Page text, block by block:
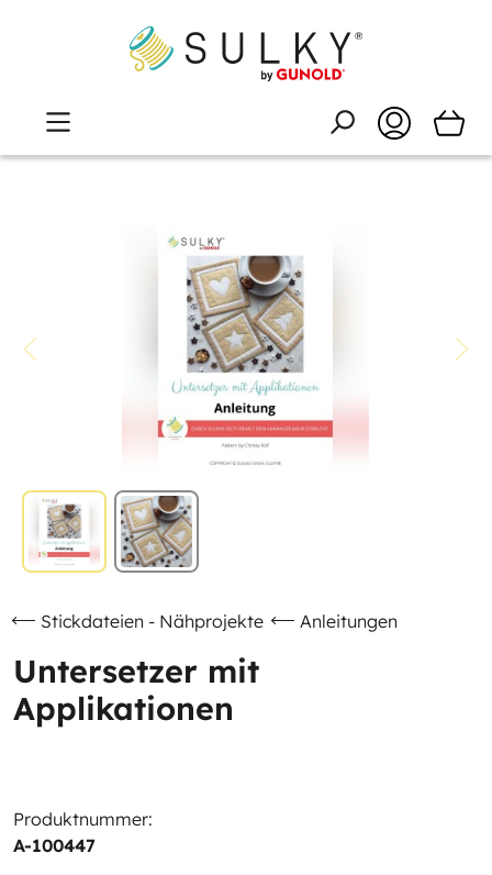
Stickdateien - Nähprojekte Anleitungen
Untersetzer mit
Applikationen
Produktnummer:
A-100447